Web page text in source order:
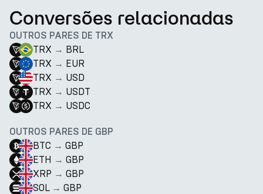
Conversões relacionadas
OUTROS PARES DE TRX
TRX → BRL
TRX → EUR
TRX → USD
TRX → USDT
TRX → USDC
OUTROS PARES DE GBP
BTC → GBP
ETH → GBP
XRP → GBP
SOL → GBP